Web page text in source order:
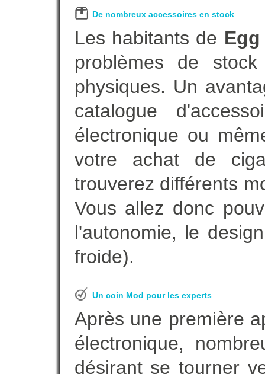
De nombreux accessoires en stock
Les habitants de
problèmes de
physiques. Un
catalogue
électronique ou
votre achat de
trouverez différents
Vous allez donc
l'autonomie, le
froide).
Un coin Mod pour les experts
Après une première
électronique,
désirant se tourner